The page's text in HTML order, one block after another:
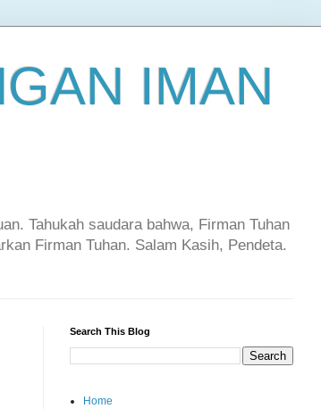
IMAN
Tahukah saudara bahwa, Firman Tuhan
Firman Tuhan. Salam Kasih, Pendeta.
Search This Blog
Home